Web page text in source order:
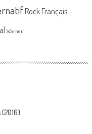
Rock Français
Warner
(2016)